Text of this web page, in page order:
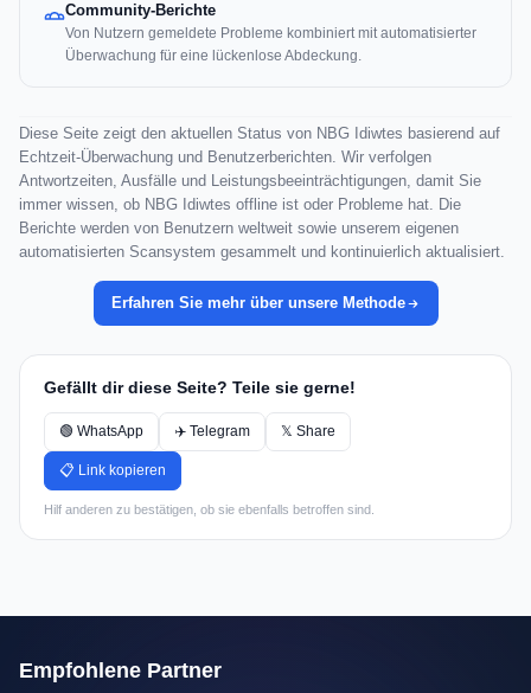
Community-Berichte
Von Nutzern gemeldete Probleme kombiniert mit automatisierter
Überwachung für eine lückenlose Abdeckung.
Diese Seite zeigt den aktuellen Status von NBG Idiwtes basierend auf
Echtzeit-Überwachung und Benutzerberichten. Wir verfolgen
Antwortzeiten, Ausfälle und Leistungsbeeinträchtigungen, damit Sie
immer wissen, ob NBG Idiwtes offline ist oder Probleme hat. Die
Berichte werden von Benutzern weltweit sowie unserem eigenen
automatisierten Scansystem gesammelt und kontinuierlich aktualisiert.
Erfahren Sie mehr über unsere Methode
Gefällt dir diese Seite? Teile sie gerne!
🟢 WhatsApp ✈️ Telegram 𝕏 Share
📋 Link kopieren
Hilf anderen zu bestätigen, ob sie ebenfalls betroffen sind.
Empfohlene Partner